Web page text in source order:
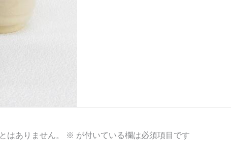
はありません。 ※ が付いている欄は必須項目です